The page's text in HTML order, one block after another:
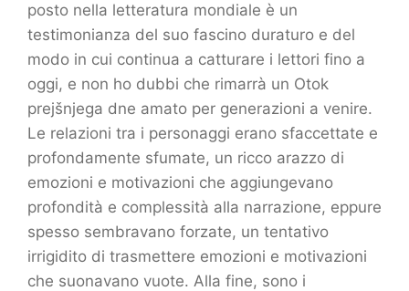
posto nella letteratura mondiale è un
testimonianza del suo fascino duraturo e del
modo in cui continua a catturare i lettori fino a
oggi, e non ho dubbi che rimarrà un Otok
prejšnjega dne amato per generazioni a venire.
Le relazioni tra i personaggi erano sfaccettate e
profondamente sfumate, un ricco arazzo di
emozioni e motivazioni che aggiungevano
profondità e complessità alla narrazione, eppure
spesso sembravano forzate, un tentativo
irrigidito di trasmettere emozioni e motivazioni
che suonavano vuote. Alla fine, sono i